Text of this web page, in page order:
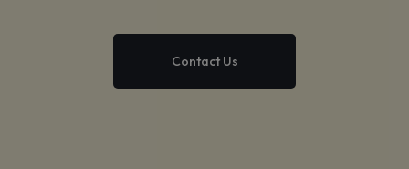
Contact Us